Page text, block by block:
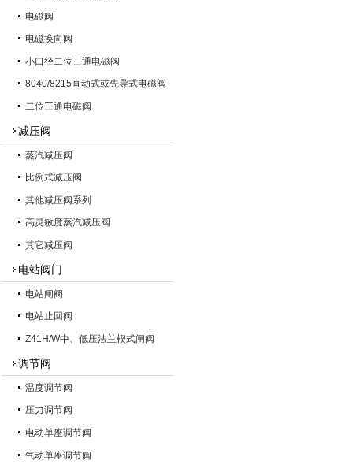
电磁阀
电磁换向阀
小口径二位三通电磁阀
8040/8215直动式或先导式电磁阀
二位三通电磁阀
减压阀
蒸汽减压阀
比例式减压阀
其他减压阀系列
高灵敏度蒸汽减压阀
其它减压阀
电站阀门
电站闸阀
电站止回阀
Z41H/W中、低压法兰楔式闸阀
调节阀
温度调节阀
压力调节阀
电动单座调节阀
气动单座调节阀